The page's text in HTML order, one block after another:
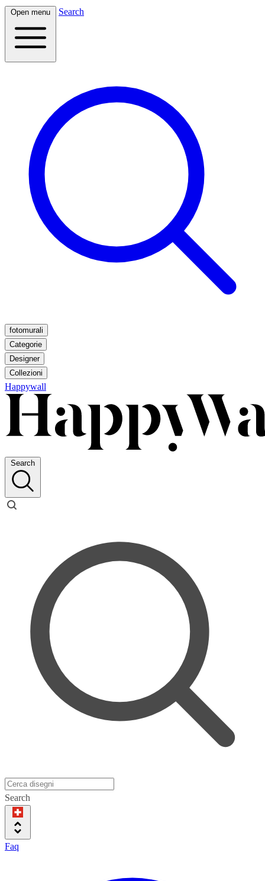
Open menu Search
fotomurali
Categorie
Designer
Collezioni
Happywall
Search
Search
Faq